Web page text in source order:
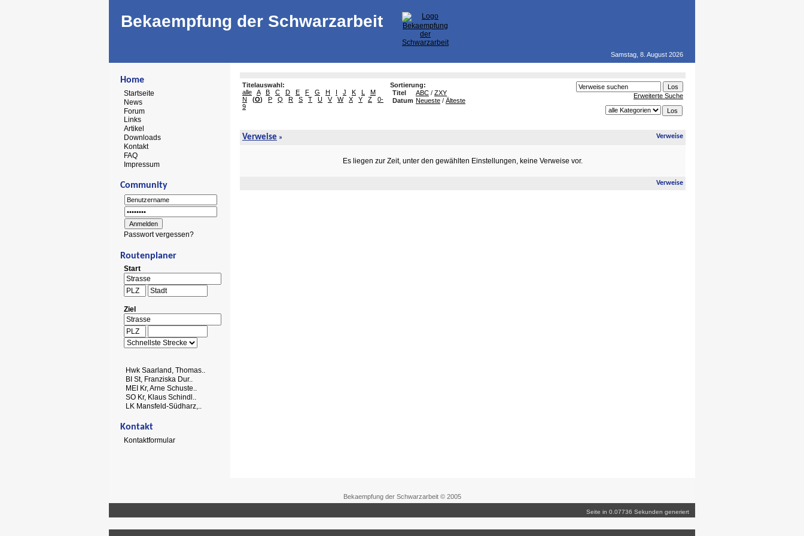
Bekaempfung der Schwarzarbeit
Samstag, 8. August 2026
Home
Startseite
News
Forum
Links
Artikel
Downloads
Kontakt
FAQ
Impressum
Community
Passwort vergessen?
Routenplaner
Start
Ziel
Hwk Saarland, Thomas..
BI St, Franziska Dur..
MEI Kr, Arne Schuste..
SO Kr, Klaus Schindl..
LK Mansfeld-Südharz,..
Kontakt
Kontaktformular
Titelauswahl:
alle
A B C D E F G H I J K L
M
N
(O) P Q R S T U V W X Y Z
0-
9
Sortierung:
Titel
ABC / ZXY
Datum Neueste / Älteste
Erweiterte Suche
Verweise » Verweise
Es liegen zur Zeit, unter den gewählten Einstellungen, keine Verweise vor.
Verweise
Bekaempfung der Schwarzarbeit © 2005
Seite in 0.07736 Sekunden generiert